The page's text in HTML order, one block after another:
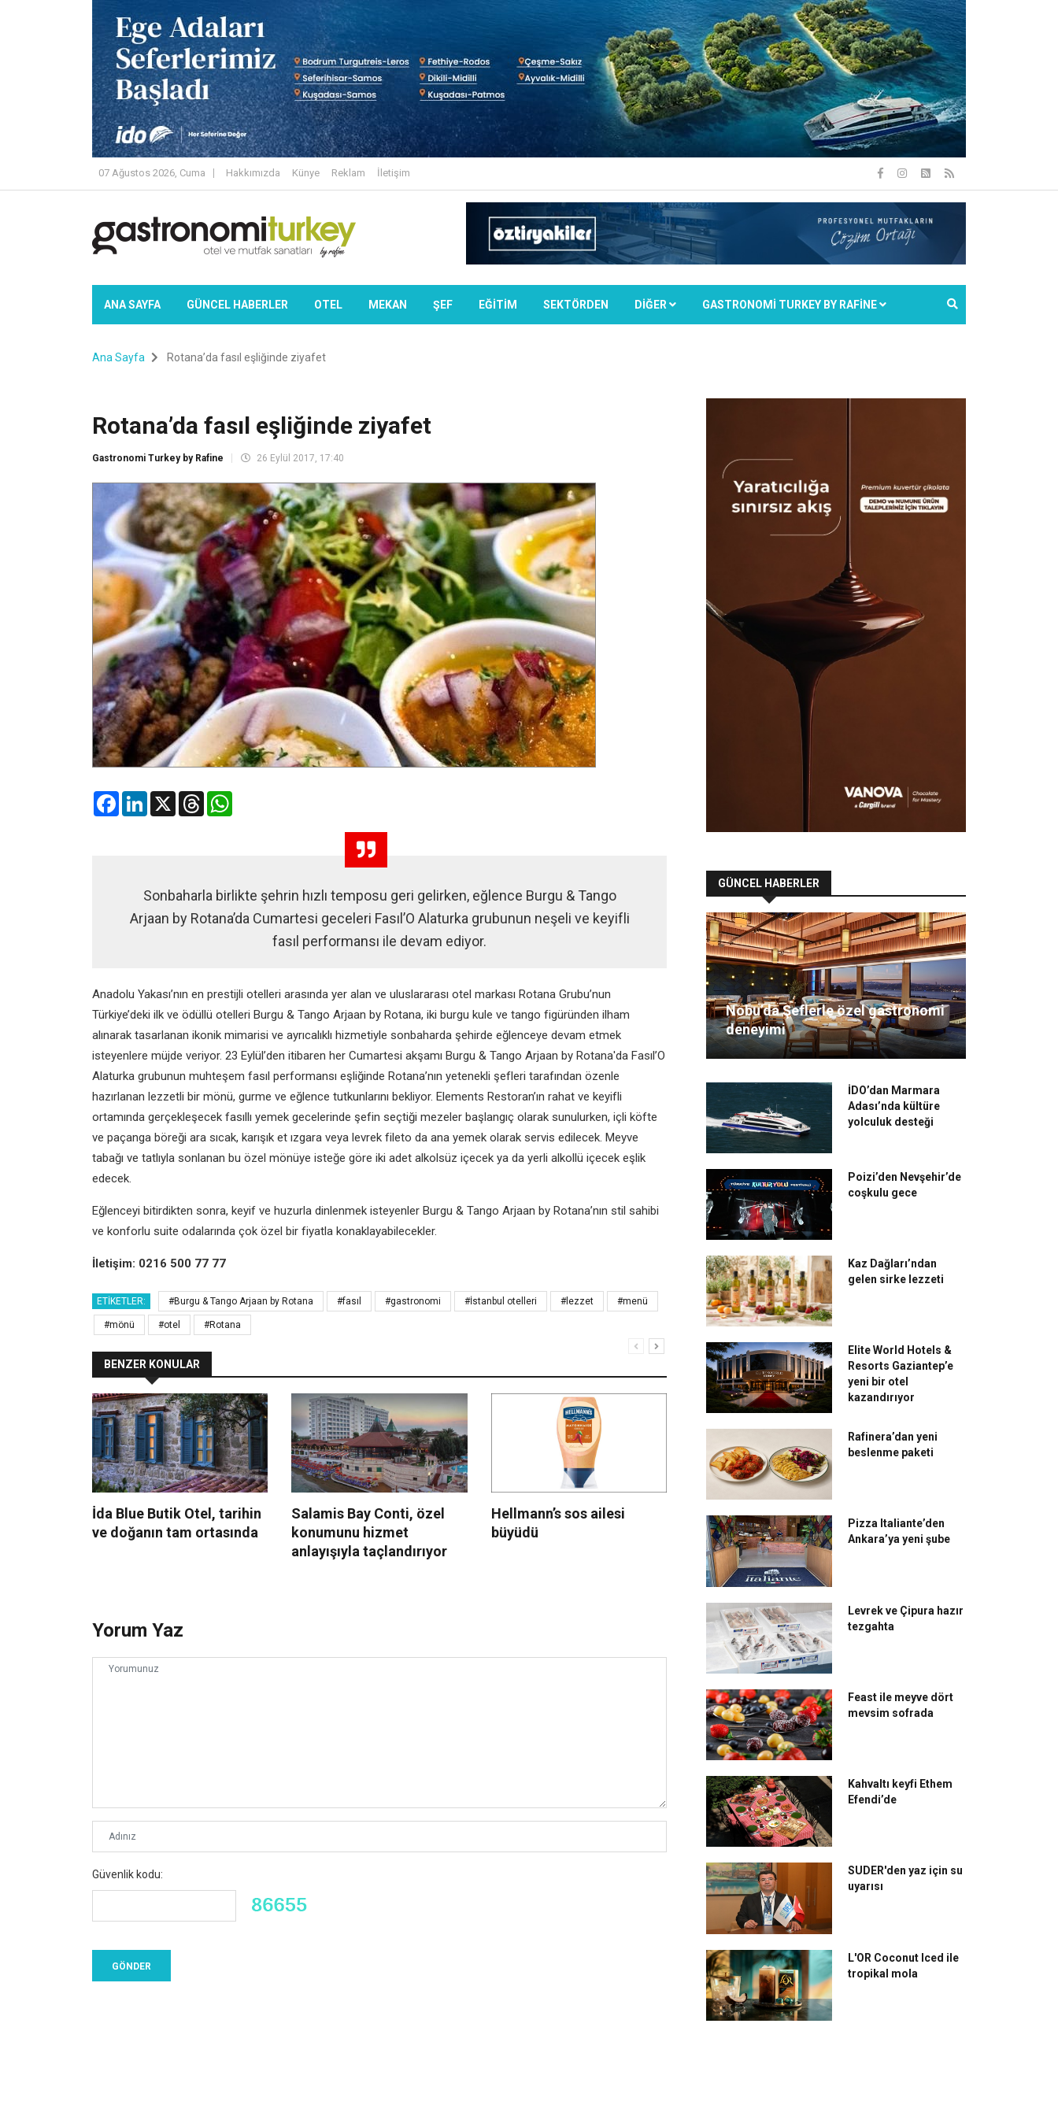
07 Ağustos 2026, Cuma Hakkımızda Künye Reklam İletişim
ANA SAYFA GÜNCEL HABERLER OTEL MEKAN ŞEF EĞİTİM SEKTÖRDEN DIĞER GASTRONOMİ TURKEY BY RAFİNE
Ana Sayfa Rotana’da fasıl eşliğinde ziyafet
Rotana’da fasıl eşliğinde ziyafet
Gastronomi Turkey by Rafine 26 Eylül 2017, 17:40
FacebookLinkedIn
X Threads
Sonbaharla birlikte şehrin hızlı temposu geri gelirken, eğlence Burgu & Tango
Arjaan by Rotana’da Cumartesi geceleri Fasıl’O Alaturka grubunun neşeli ve keyifli
fasıl performansı ile devam ediyor.
Anadolu Yakası’nın en prestijli otelleri arasında yer alan ve uluslararası otel markası Rotana Grubu’nun
Türkiye’deki ilk ve ödüllü otelleri Burgu & Tango Arjaan by Rotana, iki burgu kule ve tango figüründen ilham
alınarak tasarlanan ikonik mimarisi ve ayrıcalıklı hizmetiyle sonbaharda şehirde eğlenceye devam etmek
isteyenlere müjde veriyor. 23 Eylül’den itibaren her Cumartesi akşamı Burgu & Tango Arjaan by Rotana'da Fasıl’O
Alaturka grubunun muhteşem fasıl performansı eşliğinde Rotana’nın yetenekli şefleri tarafından özenle
hazırlanan lezzetli bir mönü, gurme ve eğlence tutkunlarını bekliyor. Elements Restoran’ın rahat ve keyifli
ortamında gerçekleşecek fasıllı yemek gecelerinde şefin seçtiği mezeler başlangıç olarak sunulurken, içli köfte
ve paçanga böreği ara sıcak, karışık et ızgara veya levrek fileto da ana yemek olarak servis edilecek. Meyve
tabağı ve tatlıyla sonlanan bu özel mönüye isteğe göre iki adet alkolsüz içecek ya da yerli alkollü içecek eşlik
edecek.
Eğlenceyi bitirdikten sonra, keyif ve huzurla dinlenmek isteyenler Burgu & Tango Arjaan by Rotana’nın stil sahibi
ve konforlu suite odalarında çok özel bir fiyatla konaklayabilecekler.
İletişim: 0216 500 77 77
ETIKETLER: #Burgu & Tango Arjaan by Rotana #fasıl #gastronomi #İstanbul otelleri #lezzet #menü
#mönü #otel #Rotana
BENZER KONULAR
İda Blue Butik Otel, tarihin
ve doğanın tam ortasında
Salamis Bay Conti, özel
konumunu hizmet
anlayışıyla taçlandırıyor
Hellmann’s sos ailesi
büyüdü
Swissôtel Büyük Efes,
İzmir’e 'Safehotels
Certification'
Istanbul’da geleneksel
iftar ziyafetleri
Yorum Yaz
Güvenlik kodu:
GÜNCEL HABERLER
Nobu’da Şeflerle özel gastronomi
deneyimi
İDO’dan Marmara
Adası’nda kültüre
yolculuk desteği
Poizi’den Nevşehir’de
coşkulu gece
Kaz Dağları’ndan
gelen sirke lezzeti
Elite World Hotels &
Resorts Gaziantep’e
yeni bir otel
kazandırıyor
Rafinera’dan yeni
beslenme paketi
Pizza Italiante’den
Ankara’ya yeni şube
Levrek ve Çipura hazır
tezgahta
Feast ile meyve dört
mevsim sofrada
Kahvaltı keyfi Ethem
Efendi’de
SUDER'den yaz için su
uyarısı
L'OR Coconut Iced ile
tropikal mola